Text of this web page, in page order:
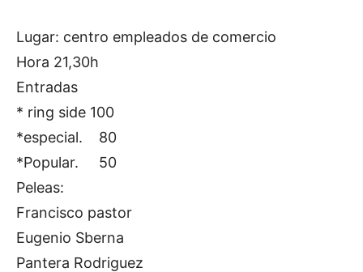
Lugar: centro empleados de comercio
Hora 21,30h
Entradas
* ring side 100
*especial. 80
*Popular. 50
Peleas:
Francisco pastor
Eugenio Sberna
Pantera Rodriguez